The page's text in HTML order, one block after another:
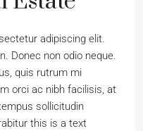
adipiscing elit.
Donec non odio neque.
quis rutrum mi
orci ac nibh facilisis, at
sollicitudin
this is a text